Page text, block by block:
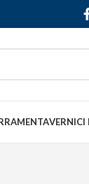
VERNICI